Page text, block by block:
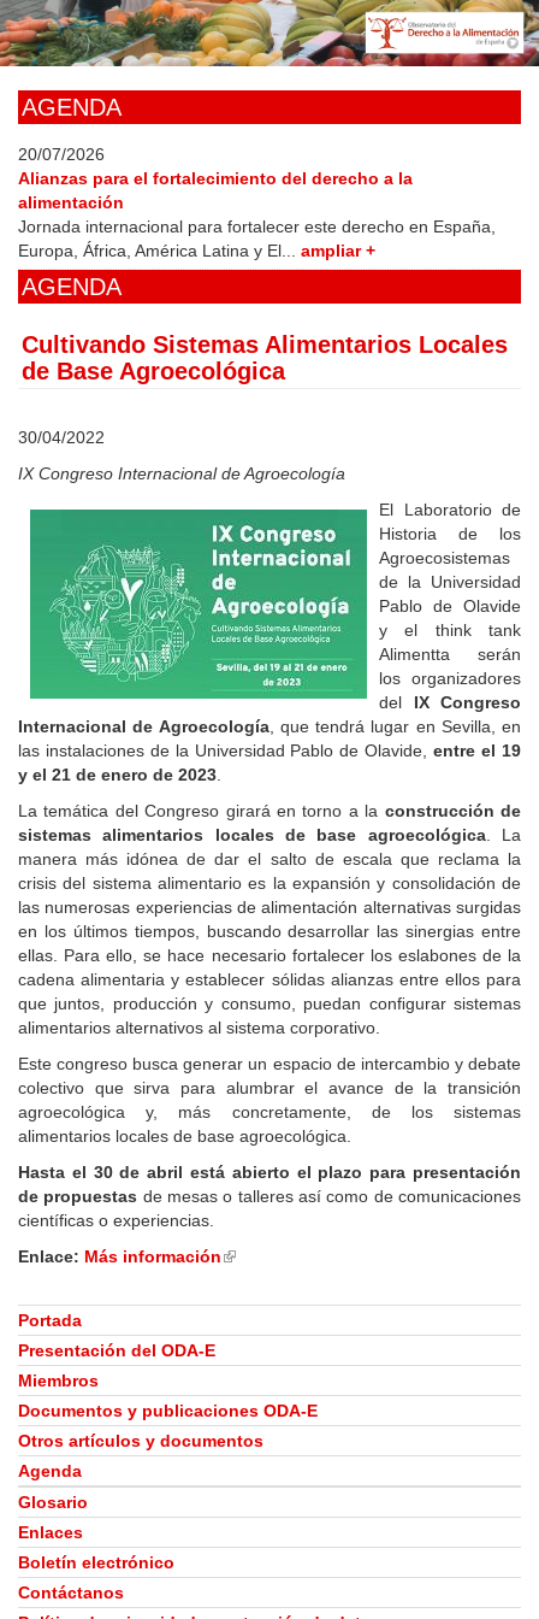
Skip
to
main
AGENDA
20/07/2026
Alianzas para el fortalecimiento del derecho a la
alimentación
Jornada internacional para fortalecer este derecho en España,
Europa, África, América Latina y El... ampliar +
AGENDA
Cultivando Sistemas Alimentarios Locales
de Base Agroecológica
30/04/2022
IX Congreso Internacional de Agroecología
El Laboratorio de
Historia de los
Agroecosistemas
de la Universidad
Pablo de Olavide
y el think tank
Alimentta serán
los organizadores
del IX Congreso
Internacional de Agroecología, que tendrá lugar en Sevilla, en
las instalaciones de la Universidad Pablo de Olavide,entre el 19
y el 21 de enero de 2023.
La temática del Congreso girará en torno a la construcción de
sistemas alimentarios locales de base agroecológica. La
manera más idónea de dar el salto de escala que reclama la
crisis del sistema alimentario es la expansión y consolidación de
las numerosas experiencias de alimentación alternativas surgidas
en los últimos tiempos, buscando desarrollar las sinergias entre
ellas. Para ello, se hace necesario fortalecer los eslabones de la
cadena alimentaria y establecer sólidas alianzas entre ellos para
que juntos, producción y consumo, puedan conﬁgurar sistemas
alimentarios alternativos al sistema corporativo.
Este congreso busca generar un espacio de intercambio y debate
colectivo que sirva para alumbrar el avance de la transición
agroecológica y, más concretamente, de los sistemas
alimentarios locales de base agroecológica.
Hasta el 30 de abril está abierto el plazo para presentación
de propuestas de mesas o talleres así como de comunicaciones
científicas o experiencias.
Enlace: Más información(link
external)
Portada
Presentación del ODA-E
Miembros
Documentos y publicaciones ODA-E
Otros artículos y documentos
Agenda
Glosario
Enlaces
Boletín electrónico
Contáctanos